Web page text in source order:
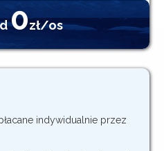
0zł/os
indywidualnie przez